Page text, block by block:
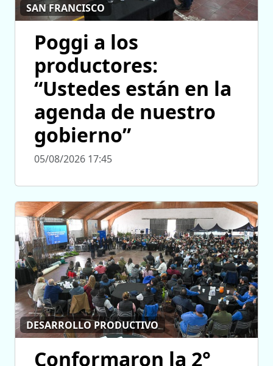
SAN FRANCISCO
Poggi a los
productores:
“Ustedes están en la
agenda de nuestro
gobierno”
05/08/2026 17:45
DESARROLLO PRODUCTIVO
Conformaron la 2°